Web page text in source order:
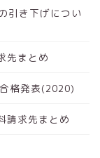
引き下げについ
先まとめ
格発表(2020)
請求先まとめ